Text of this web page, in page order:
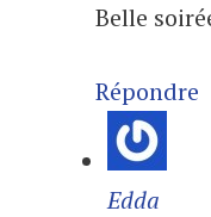
Belle
Répondre
Edda